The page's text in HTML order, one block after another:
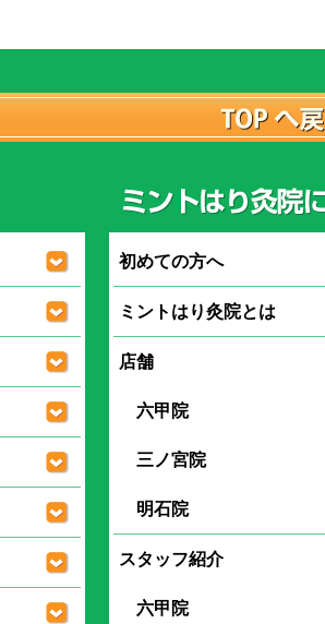
初めての方へ
ミントはり灸院とは
店舗
六甲院
三ノ宮院
明石院
スタッフ紹介
六甲院